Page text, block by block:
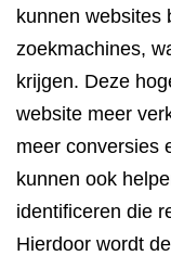
kunnen websites
zoekmachines,
krijgen. Deze
website meer
meer conversies
kunnen ook
identificeren die
Hierdoor wordt